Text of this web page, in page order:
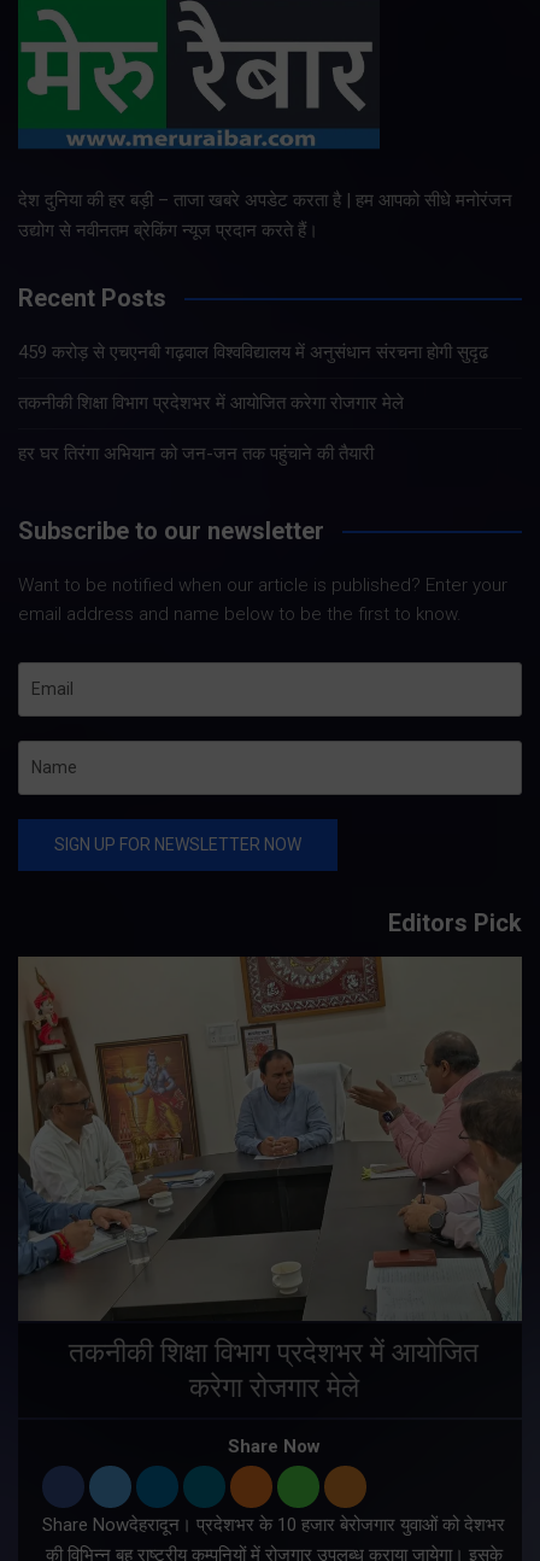
देश दुनिया की हर बड़ी – ताजा खबरे अपडेट करता है | हम आपको सीधे मनोरंजन
उद्योग से नवीनतम ब्रेकिंग न्यूज प्रदान करते हैं।
Recent Posts
459 करोड़ से एचएनबी गढ़वाल विश्वविद्यालय में अनुसंधान संरचना होगी सुदृढ
तकनीकी शिक्षा विभाग प्रदेशभर में आयोजित करेगा रोजगार मेले
हर घर तिरंगा अभियान को जन-जन तक पहुंचाने की तैयारी
Subscribe to our newsletter
Want to be notified when our article is published? Enter your
email address and name below to be the first to know.
Editors Pick
तकनीकी शिक्षा विभाग प्रदेशभर में आयोजित
करेगा रोजगार मेले
Share Now
Share Nowदेहरादून। प्रदेशभर के 10 हजार बेरोजगार युवाओं को देशभर
की विभिन्न बहु राष्ट्रीय कम्पनियों में रोजगार उपलब्ध कराया जायेगा। इसके